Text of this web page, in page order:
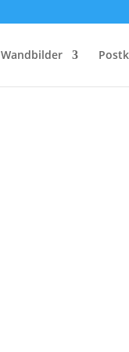
Wandbilder
Start/Shop/Pop